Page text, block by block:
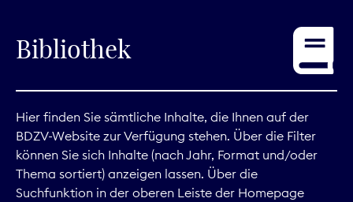
Service
Digitales
Kommunikation
Bibliothek
Hier finden Sie sämtliche Inhalte, die Ihnen auf der
BDZV-Website zur Verfügung stehen. Über die Filter
können Sie sich Inhalte (nach Jahr, Format und/oder
Thema sortiert) anzeigen lassen. Über die
Suchfunktion in der oberen Leiste der Homepage